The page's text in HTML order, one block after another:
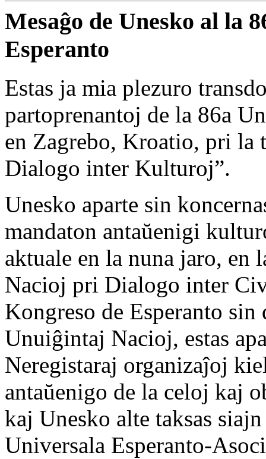
Mesaĝo de Unesko al la
Esperanto
Estas ja mia plezuro
partoprenantoj de la 86a
en Zagrebo, Kroatio, pri
Dialogo inter Kulturoj”.
Unesko aparte sin
mandaton antaŭenigi
aktuale en la nuna jaro, en
Nacioj pri Dialogo inter
Kongreso de Esperanto
Unuiĝintaj Nacioj, estas
Neregistaraj organizaĵoj
antaŭenigo de la celoj kaj
kaj Unesko alte taksas
Universala Esperanto-